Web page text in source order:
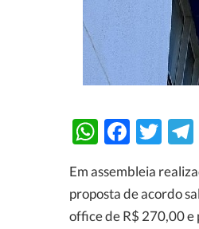
Em assembleia
proposta de acordo
office de R$ 270,00 e